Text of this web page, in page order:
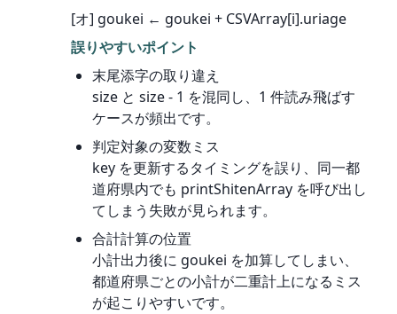
[オ] goukei ← goukei + CSVArray[i].uriage
誤りやすいポイント
末尾添字の取り違え
size と size - 1 を混同し、1 件読み飛ばす
ケースが頻出です。
判定対象の変数ミス
key を更新するタイミングを誤り、同一都
道府県内でも printShitenArray を呼び出し
てしまう失敗が見られます。
合計計算の位置
小計出力後に goukei を加算してしまい、
都道府県ごとの小計が二重計上になるミス
が起こりやすいです。